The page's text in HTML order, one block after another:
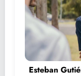
Esteban